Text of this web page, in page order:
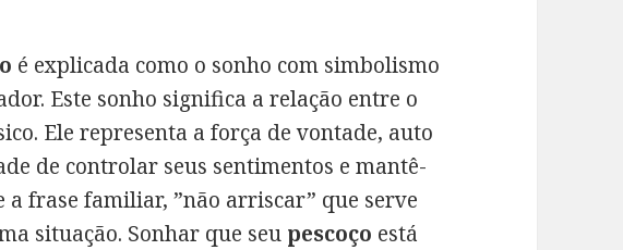
é explicada como o sonho com simbolismo
Este sonho significa a relação entre o
Ele representa a força de vontade, auto
de controlar seus sentimentos e mantê-
a frase familiar, ”não arriscar” que serve
situação. Sonhar que seu pescoço está